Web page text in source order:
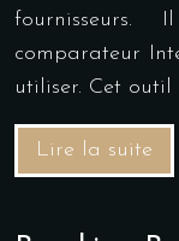
comparateur
utiliser. Cet outil
Lire la suite